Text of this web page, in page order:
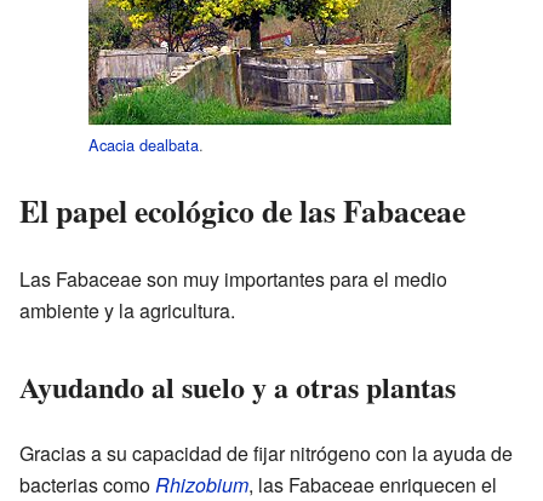
Acacia dealbata.
El papel ecológico de las Fabaceae
Las Fabaceae son muy importantes para el medio
ambiente y la agricultura.
Ayudando al suelo y a otras plantas
Gracias a su capacidad de fijar nitrógeno con la ayuda de
bacterias como Rhizobium, las Fabaceae enriquecen el